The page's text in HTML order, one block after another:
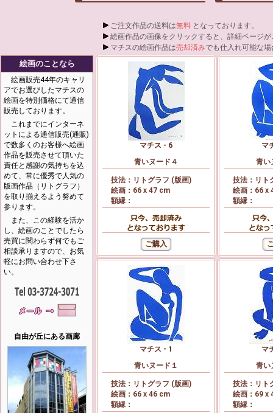
ご注文作品の送料は無料 となっております。
絵画作品の画像をクリックすると、詳細ページ
マチスの絵画作品は売却済みでも仕入れ可能な
絵画のことなら
絵画販売44年のキャリ
アでお選びしたマチスの
絵画を特別価格にて通信
販売しております。
これまでにインターネ
ットによる通信販売(通販)
で数多くのお客様へ絵画
作品を販売させて頂いた
責任と感謝の気持ちを込
めて、常に優秀で人気の
版画作品（リトグラフ）
を取り揃えるよう努めて
参ります。
また、この経験を活か
し、絵画のことでしたら
売買に関わらず何でもご
相談承りますので、お気
軽にお問い合わせ下さ
い。
自由が丘にある画廊
マチス - 6
青いヌード４
技法：リトグラフ (版画)
絵画：66 x 47 cm
額縁：
マ
青い
技法：リト
絵画：66 x
額縁：
マチス - 1
青いヌード１
技法：リトグラフ (版画)
絵画：66 x 46 cm
額縁：
マ
青い
技法：リト
絵画：69 x
額縁：